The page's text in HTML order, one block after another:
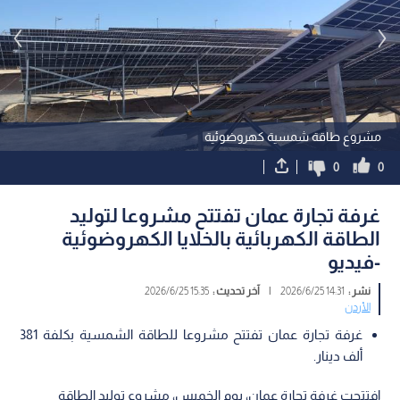
مشروع طاقة شمسية كهروضوئية
0
0
غرفة تجارة عمان تفتتح مشروعا لتوليد
الطاقة الكهربائية بالخلايا الكهروضوئية
-فيديو
نشر : 14:31 2026/6/25
| آخر تحديث :15:35 2026/6/25
الأردن
غرفة تجارة عمان تفتتح مشروعا للطاقة الشمسية بكلفة 381
ألف دينار.
افتتحت غرفة تجارة عمان، يوم الخميس، مشروع توليد الطاقة